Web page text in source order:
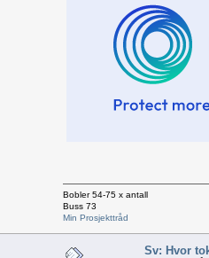
Bobler 54-75 x antall
Buss 73
Min Prosjekttråd
Sv: Hvor